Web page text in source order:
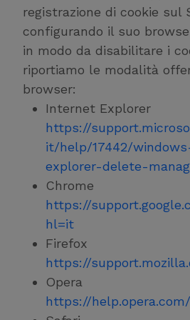
registrazione di cookie sul
configurando il suo
in modo da disabilitare i
riportiamo le modalità
browser:
Internet Explorer
https://
it/help/17442/
explorer-delete-
Chrome
https://
hl=it
Firefox
https://
Opera
https://